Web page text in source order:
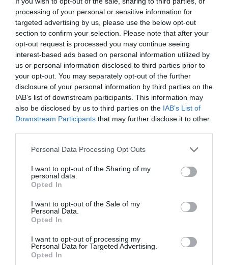
processing of your personal or sensitive information for
targeted advertising by us, please use the below opt-out
section to confirm your selection. Please note that after your
opt-out request is processed you may continue seeing
interest-based ads based on personal information utilized by
us or personal information disclosed to third parties prior to
your opt-out. You may separately opt-out of the further
disclosure of your personal information by third parties on the
IAB’s list of downstream participants. This information may
also be disclosed by us to third parties on the IAB’s List of
Downstream Participants that may further disclose it to other
Please note that this website/app uses one or more Google
not limited to your visit or usage behaviour. You may click to
grant or deny consent to Google and its third-party tags to
use your data for below specified purposes in below Google
consent section.
Personal Data Processing Opt Outs
I want to opt-out of the Sharing of my
personal data.
Opted In
I want to opt-out of the Sale of my
Personal Data.
Opted In
I want to opt-out of processing my
Personal Data for Targeted Advertising.
Opted In
Ροή ειδήσεων
Κοντογεώργης: «Η ΔΕΘ θα είναι προεκλογική, αλλά όχι
παροχολογική» - Τι είπε για τη 13η σύνταξη
Παρέμβαση της ΥΠΑ για το ελικόπτερο που «πάρκαρε»
στο Σαρακήνικο Μήλου
Θεσσαλονίκη: Διευρυμένο ωράριο για επίσκεψη στον
Λευκό Πύργο
για τη Γάζα και ζητά τον αφοπλισμό της Χαμάς
Χακάν Φιντάν: Η λύση των δύο κρατών αποτελεί την
ιδανική επιλογή για την Κύπρο
Φωτιά σε χαμηλή βλάστηση στο Κορωπί Αττικής - Ήχησε
το 112, επιχειρούν εναέρια μέσα
Κλείνει τα 88 του χρόνια ο Ότο Ρεχάγκελ: Η ανάρτηση και
οι θερμές ευχές από την Εθνική Ελλάδος